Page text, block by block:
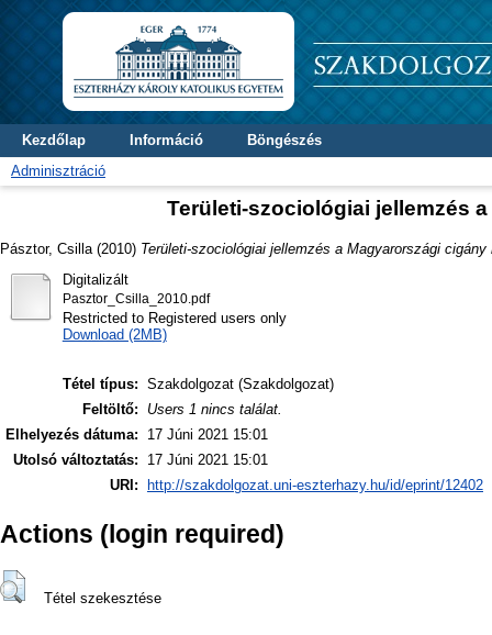
Kezdőlap Információ
Böngészés
Adminisztráció
Területi-szociológiai jellemzés
Pásztor, Csilla (2010) Területi-szociológiai jellemzés a Magyarországi cigány
Digitalizált
Pasztor_Csilla_2010.pdf
Restricted to Registered users only
Download (2MB)
Tétel típus: Szakdolgozat (Szakdolgozat)
Feltöltő:
Users 1 nincs találat.
Elhelyezés dátuma:
17 Júni 2021 15:01
Utolsó változtatás:
17 Júni 2021 15:01
URI:
http://szakdolgozat.uni-eszterhazy.hu/id/eprint/12402
Actions (login required)
Tétel szekesztése